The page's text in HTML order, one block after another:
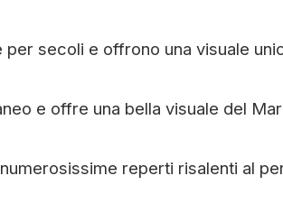
secoli e offrono una visuale
e offre una bella visuale del Mar
reperti risalenti al